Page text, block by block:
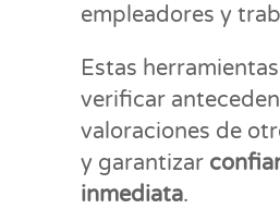
empleadores y
Estas
verificar
valoraciones de
y garantizar
inmediata.